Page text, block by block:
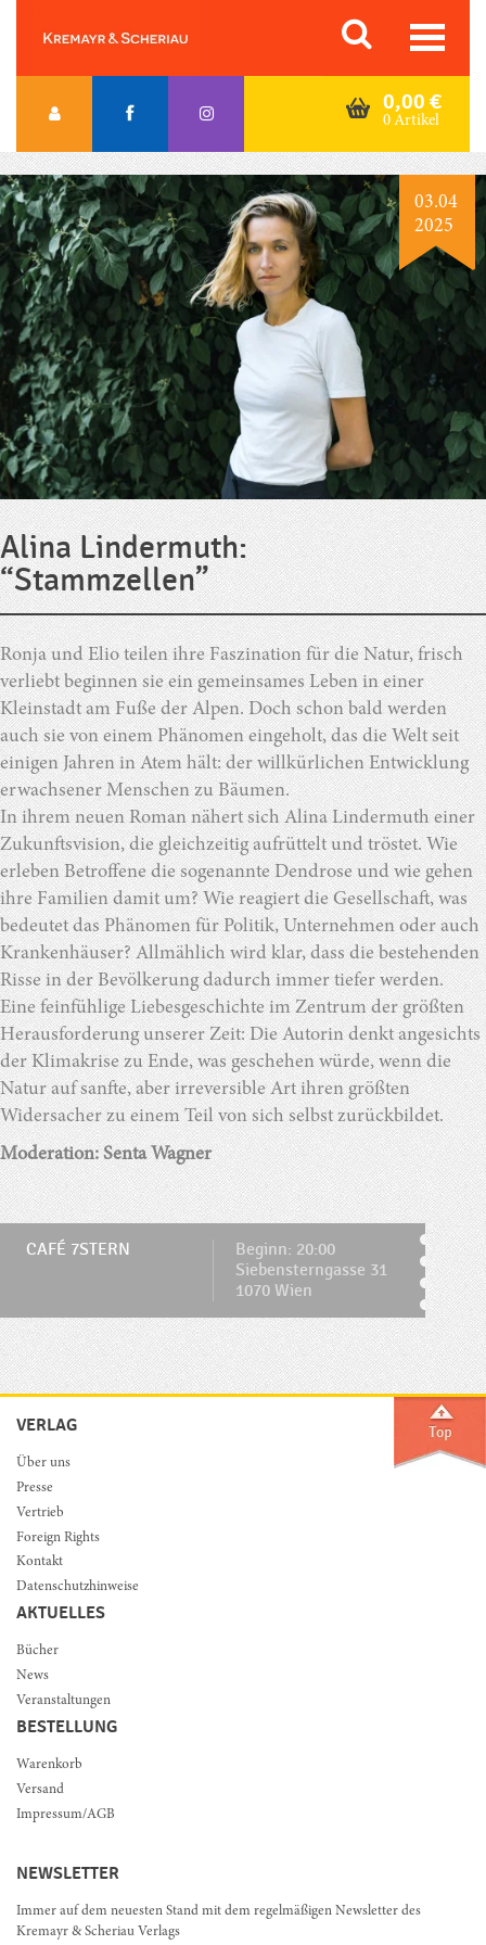
content
Orac K&S
0,00 €
0 Artikel
03.04
2025
Alina Lindermuth:
“Stammzellen”
Ronja und Elio teilen ihre Faszination für die Natur, frisch
verliebt beginnen sie ein gemeinsames Leben in einer
Kleinstadt am Fuße der Alpen. Doch schon bald werden
auch sie von einem Phänomen eingeholt, das die Welt seit
einigen Jahren in Atem hält: der willkürlichen Entwicklung
erwachsener Menschen zu Bäumen.
In ihrem neuen Roman nähert sich Alina Lindermuth einer
Zukunftsvision, die gleichzeitig aufrüttelt und tröstet. Wie
erleben Betroffene die sogenannte Dendrose und wie gehen
ihre Familien damit um? Wie reagiert die Gesellschaft, was
bedeutet das Phänomen für Politik, Unternehmen oder auch
Krankenhäuser? Allmählich wird klar, dass die bestehenden
Risse in der Bevölkerung dadurch immer tiefer werden.
Eine feinfühlige Liebesgeschichte im Zentrum der größten
Herausforderung unserer Zeit: Die Autorin denkt angesichts
der Klimakrise zu Ende, was geschehen würde, wenn die
Natur auf sanfte, aber irreversible Art ihren größten
Widersacher zu einem Teil von sich selbst zurückbildet.
Moderation: Senta Wagner
CAFÉ 7STERN
Beginn: 20:00
Siebensterngasse 31
1070 Wien
VERLAG
Über uns
Presse
Vertrieb
Foreign Rights
Kontakt
Datenschutzhinweise
AKTUELLES
Bücher
News
Veranstaltungen
BESTELLUNG
Warenkorb
Versand
Impressum/AGB
NEWSLETTER
Immer auf dem neuesten Stand mit dem regelmäßigen Newsletter des
Kremayr & Scheriau Verlags